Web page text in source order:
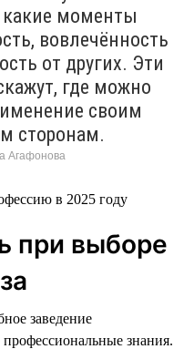
моменты
вовлечённость
от других. Эти
где можно
своим
сторонам.
Агафонова
при выборе
заведение
знания.